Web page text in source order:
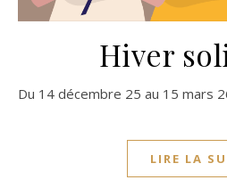
Hiver
Du 14 décembre 25 au 15 mars
LIRE LA